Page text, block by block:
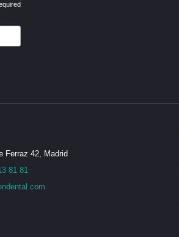
Ferraz 42, Madrid
81 81